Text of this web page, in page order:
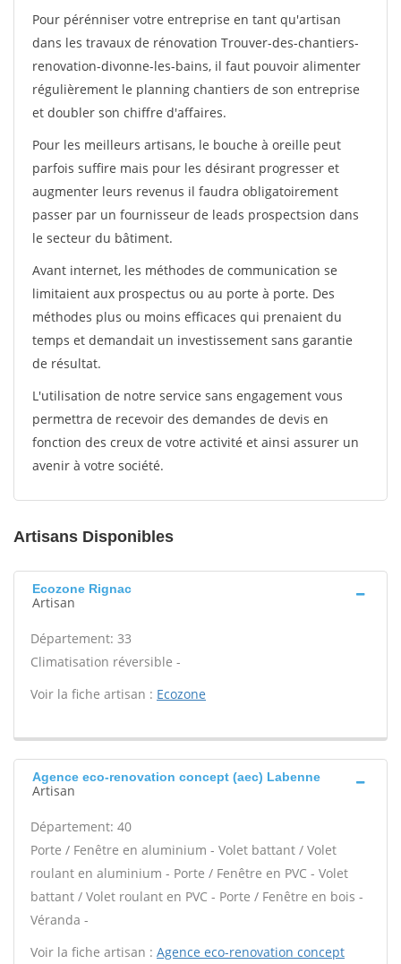
Pour pérénniser votre entreprise en tant qu'artisan
dans les travaux de rénovation Trouver-des-chantiers-
renovation-divonne-les-bains, il faut pouvoir alimenter
régulièrement le planning chantiers de son entreprise
et doubler son chiffre d'affaires.
Pour les meilleurs artisans, le bouche à oreille peut
parfois suffire mais pour les désirant progresser et
augmenter leurs revenus il faudra obligatoirement
passer par un fournisseur de leads prospectsion dans
le secteur du bâtiment.
Avant internet, les méthodes de communication se
limitaient aux prospectus ou au porte à porte. Des
méthodes plus ou moins efficaces qui prenaient du
temps et demandait un investissement sans garantie
de résultat.
L'utilisation de notre service sans engagement vous
permettra de recevoir des demandes de devis en
fonction des creux de votre activité et ainsi assurer un
avenir à votre société.
Artisans Disponibles
Ecozone Rignac
Artisan
Département: 33
Climatisation réversible -
Voir la fiche artisan : Ecozone
Agence eco-renovation concept (aec) Labenne
Artisan
Département: 40
Porte / Fenêtre en aluminium - Volet battant / Volet
roulant en aluminium - Porte / Fenêtre en PVC - Volet
battant / Volet roulant en PVC - Porte / Fenêtre en bois -
Véranda -
Voir la fiche artisan : Agence eco-renovation concept